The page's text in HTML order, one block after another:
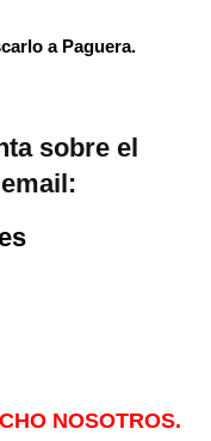
a Paguera.
sobre el
NOSOTROS.